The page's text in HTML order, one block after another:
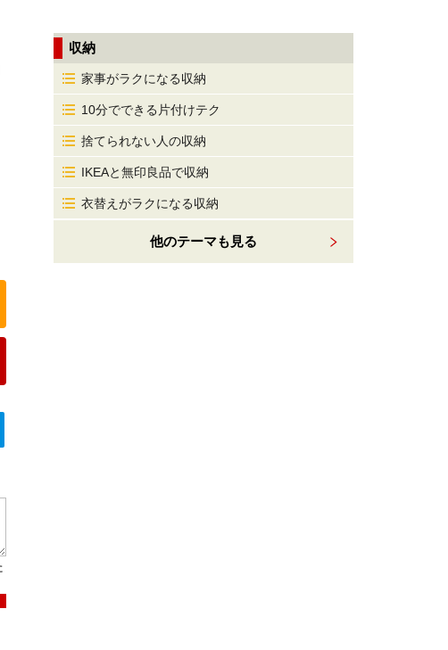
収納
家事がラクになる収納
10分でできる片付けテク
捨てられない人の収納
IKEAと無印良品で収納
衣替えがラクになる収納
他のテーマも見る